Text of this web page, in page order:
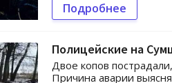
Подробнее
Полицейские на
Двое копов
Причина аварии